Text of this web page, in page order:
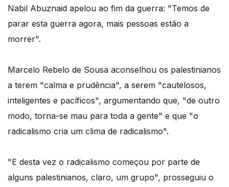
Nabil Abuznaid apelou ao fim da guerra: "Temos de
parar esta guerra agora, mais pessoas estão a
morrer".
Marcelo Rebelo de Sousa aconselhou os palestinianos
a terem "calma e prudência", a serem "cautelosos,
inteligentes e pacíficos", argumentando que, "de outro
modo, torna-se mau para toda a gente" e que "o
radicalismo cria um clima de radicalismo".
"E desta vez o radicalismo começou por parte de
alguns palestinianos, claro, um grupo", prosseguiu o